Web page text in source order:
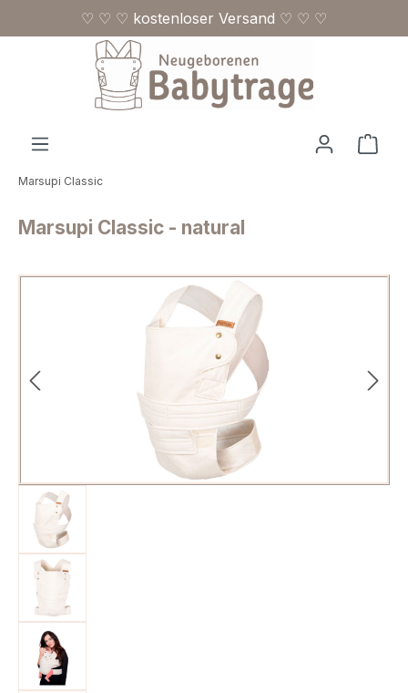
Zum Hauptinhalt springen
♡ ♡ ♡ kostenloser Versand ♡ ♡ ♡
Marsupi Classic
Marsupi Classic - natural
Bildergalerie überspringen